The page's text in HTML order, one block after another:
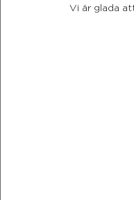
Vi är glada